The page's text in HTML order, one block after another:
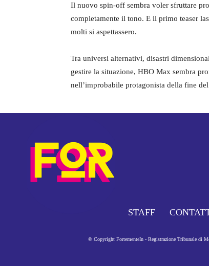
Il nuovo spin-off sembra voler sfruttare
completamente il tono. E il primo teaser
molti si aspettassero.
Tra universi alternativi, disastri
gestire la situazione, HBO Max sembra
nell’improbabile protagonista della fine
STAFF
© Copyright FortementeIn - Registrazione Tribunale di